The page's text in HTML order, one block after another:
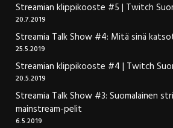
Streamian klippikooste #5 | Twitch
20.7.2019
Streamia Talk Show #4: Mitä sinä
25.5.2019
Streamian klippikooste #4 | Twitch
20.5.2019
Streamia Talk Show #3: Suomalainen
mainstream-pelit
6.5.2019